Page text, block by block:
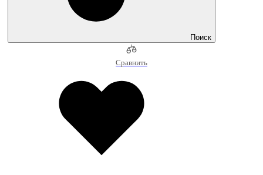
Поиск
Сравнить